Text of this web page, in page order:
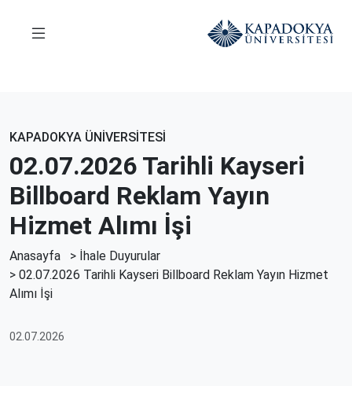
KAPADOKYA ÜNİVERSİTESİ
02.07.2026 Tarihli Kayseri
Billboard Reklam Yayın
Hizmet Alımı İşi
Anasayfa > İhale Duyurular
> 02.07.2026 Tarihli Kayseri Billboard Reklam Yayın Hizmet
Alımı İşi
02.07.2026